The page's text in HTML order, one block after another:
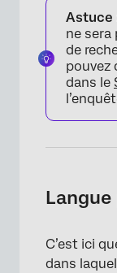
Astuce
ne sera
de
pouvez
dans le
C’est ici
dans